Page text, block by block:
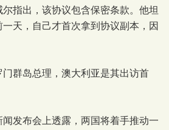
指出，该协议包含保密条款。他坦
天，自己才首次拿到协议副本，因
群岛总理，澳大利亚是其出访首
发布会上透露，两国将着手推动一